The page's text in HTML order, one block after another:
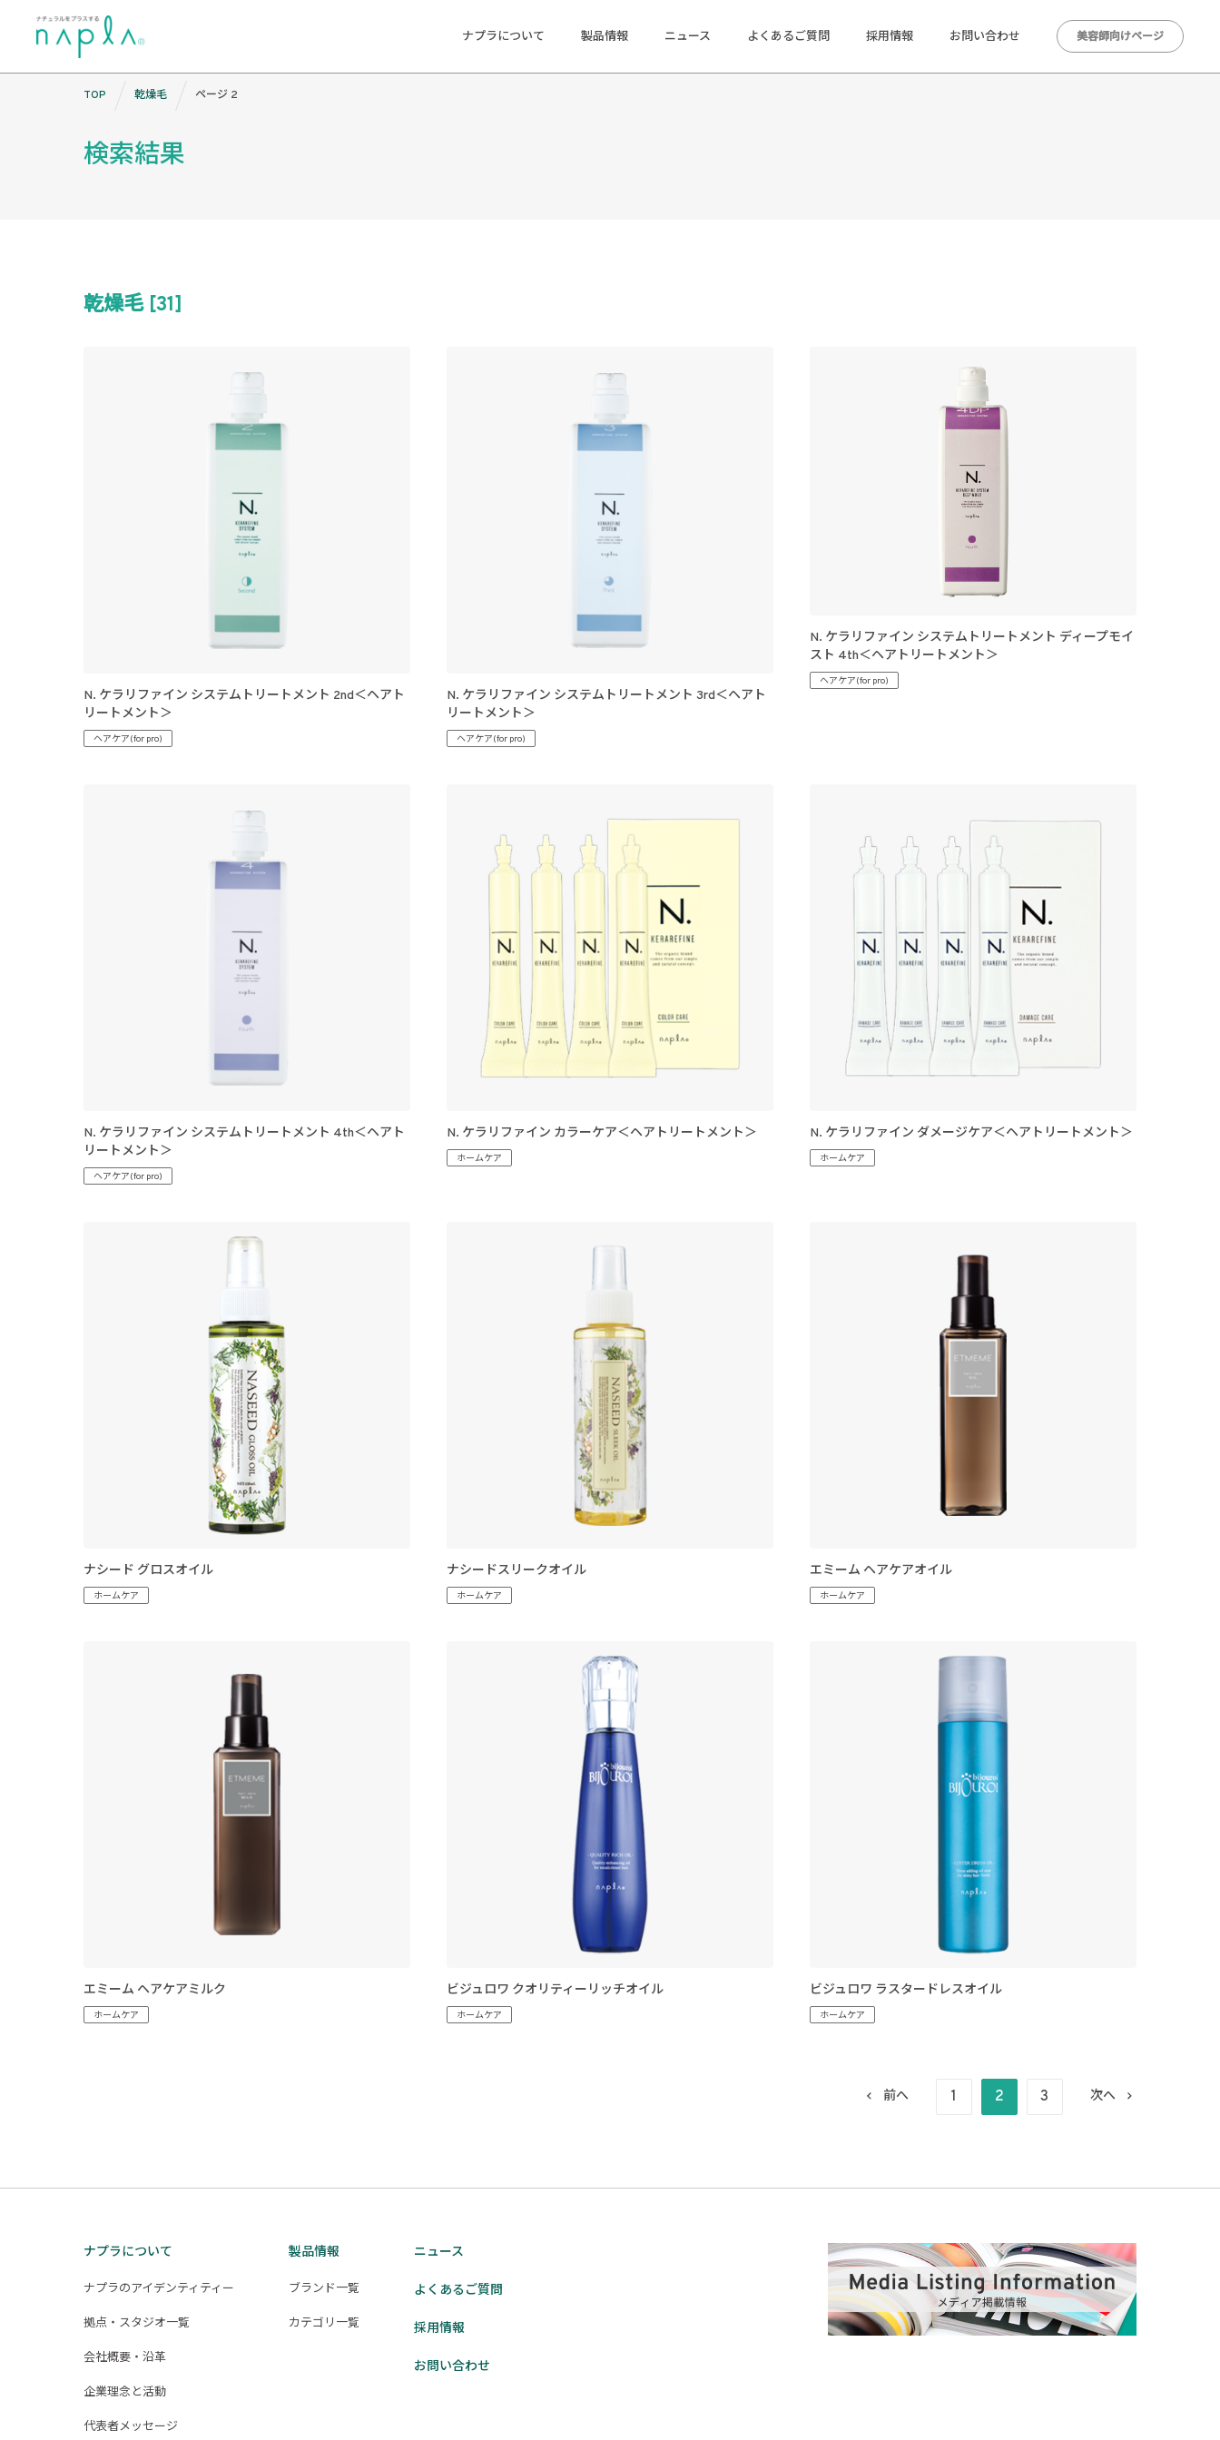
ナプラについて 製品情報 ニュース よくあるご質問 採用情報 お問い合わせ 美容師向けページ
検索結果
乾燥毛 [31]
N. ケラリファイン システムトリートメント 2nd＜ヘアト
リートメント＞
ヘアケア(for pro)
N. ケラリファイン システムトリートメント 3rd＜ヘアト
リートメント＞
ヘアケア(for pro)
N. ケラリファイン システムトリートメント ディープモイ
スト 4th＜ヘアトリートメント＞
ヘアケア(for pro)
N. ケラリファイン システムトリートメント 4th＜ヘアト
リートメント＞
ヘアケア(for pro)
N. ケラリファイン カラーケア＜ヘアトリートメント＞
ホームケア
N. ケラリファイン ダメージケア＜ヘアトリートメント＞
ホームケア
ナシード グロスオイル
ホームケア
ナシードスリークオイル
ホームケア
エミーム ヘアケアオイル
ホームケア
エミーム ヘアケアミルク
ホームケア
ビジュロワ クオリティーリッチオイル
ホームケア
ビジュロワ ラスタードレスオイル
ホームケア
送
り
前へ 1 2 3 次へ
TOP 乾燥毛 ページ 2
ナプラについて
ナプラのアイデンティティー
拠点・スタジオ一覧
会社概要・沿革
企業理念と活動
代表者メッセージ
製品情報
ブランド一覧
カテゴリ一覧
ニュース
よくあるご質問
採用情報
お問い合わせ